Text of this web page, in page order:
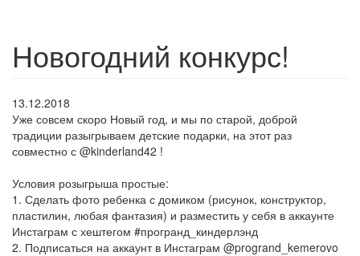
Новогодний конкурс!
13.12.2018
Уже совсем скоро Новый год, и мы по старой, доброй
традиции разыгрываем детские подарки, на этот раз
совместно с @kinderland42 !
Условия розыгрыша простые:
1. Сделать фото ребенка с домиком (рисунок, конструктор,
пластилин, любая фантазия) и разместить у себя в аккаунте
Инстаграм с хештегом #програнд_киндерлэнд ⠀⠀⠀⠀⠀⠀⠀⠀
2. Подписаться на аккаунт в Инстаграм @progrand_kemerovo